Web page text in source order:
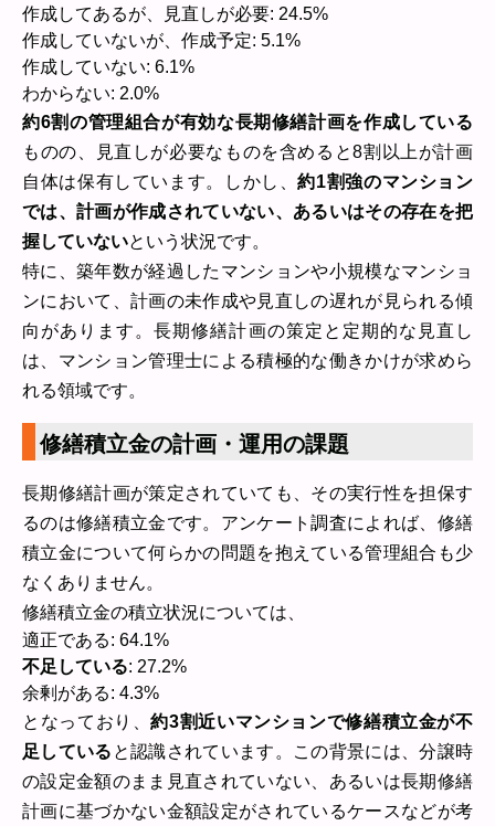
作成してあるが、見直しが必要: 24.5%
作成していないが、作成予定: 5.1%
作成していない: 6.1%
わからない: 2.0%
約6割の管理組合が有効な長期修繕計画を作成している
ものの、見直しが必要なものを含めると8割以上が計画
自体は保有しています。しかし、約1割強のマンション
では、計画が作成されていない、あるいはその存在を把
握していないという状況です。
特に、築年数が経過したマンションや小規模なマンショ
ンにおいて、計画の未作成や見直しの遅れが見られる傾
向があります。長期修繕計画の策定と定期的な見直し
は、マンション管理士による積極的な働きかけが求めら
れる領域です。
修繕積立金の計画・運用の課題
長期修繕計画が策定されていても、その実行性を担保す
るのは修繕積立金です。アンケート調査によれば、修繕
積立金について何らかの問題を抱えている管理組合も少
なくありません。
修繕積立金の積立状況については、
適正である: 64.1%
不足している: 27.2%
余剰がある: 4.3%
となっており、約3割近いマンションで修繕積立金が不
足している と認識されています。この背景には、分譲時
の設定金額のまま見直されていない、あるいは長期修繕
計画に基づかない金額設定がされているケースなどが考